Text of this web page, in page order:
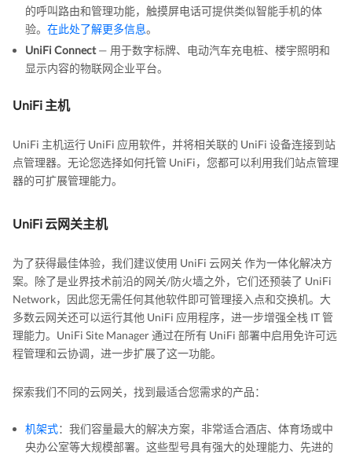
的呼叫路由和管理功能，触摸屏电话可提供类似智能手机的体
验。 在此处了解更多信息。
UniFi Connect— 用于数字标牌、电动汽车充电桩、楼宇照明和
显示内容的物联网企业平台。
UniFi 主机
UniFi 主机运行 UniFi 应用软件，并将相关联的 UniFi 设备连接到站
点管理器。无论您选择如何托管 UniFi，您都可以利用我们站点管理
器的可扩展管理能力。
UniFi 云网关主机
为了获得最佳体验，我们建议使用 UniFi 云网关 作为一体化解决方
案。除了是业界技术前沿的网关/防火墙之外，它们还预装了 UniFi
Network，因此您无需任何其他软件即可管理接入点和交换机。大
多数云网关还可以运行其他 UniFi 应用程序，进一步增强全栈 IT 管
理能力。UniFi Site Manager 通过在所有 UniFi 部署中启用免许可远
程管理和云协调，进一步扩展了这一功能。
探索我们不同的云网关，找到最适合您需求的产品：
机架式：我们容量最大的解决方案，非常适合酒店、体育场或中
央办公室等大规模部署。这些型号具有强大的处理能力、先进的